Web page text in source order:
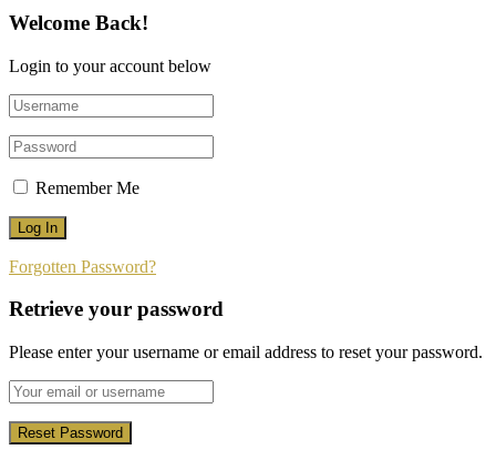
Welcome Back!
Login to your account below
Remember Me
Forgotten Password?
Retrieve your password
Please enter your username or email address to reset your password.